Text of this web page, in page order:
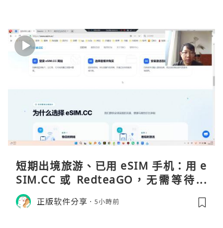
短期出境旅游、已用 eSIM 手机：用 e
SIM.CC 或 RedteaGO，无需等待收
货。需要“当地号码 + 通话短信”（如
打车、外卖、客户联络）：优先 Redt
正版软件分享 5小時前